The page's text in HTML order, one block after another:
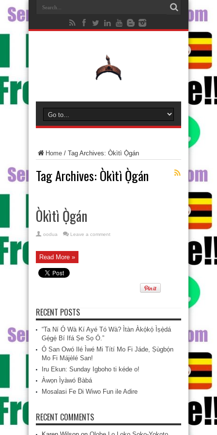
Home / Tag Archives: Òkìtì Ọ̀gán
Tag Archives: Òkìtì Ọ̀gán
Òkìtì Ọ̀gán
oodua Leave a comment
Read More »
RECENT POSTS
“Ta Ní Ó Wà Kí Ayé Tó Wà? Ìtàn Àkọ́kọ́ Ìṣẹ̀dá
Gẹ́gẹ́ Bí Ifá Ṣe Sọ Ó.”
Ó San Owó Ilé Ìwé Mi Títí Mo Fi Jáde, Ṣùgbọ́n
Mo Fi Májèlé San!
Iru Ekun: Sunday Igboho ti kéde o!
Àwọn Ìyàwó Bàbá
Mosalasi Fe Di Wiwo Fun ile Adire
RECENT COMMENTS